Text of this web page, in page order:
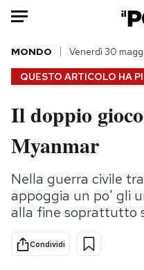
HOME
Italia
Politica
Tecnologia
Internet
Scienza
Cultura
Economia
QUESTO ARTICOLO HA
MONDO Venerdì 30
Il doppio
Myanmar
Nella guerra civile
appoggia un po' gli
alla fine soprattutto
Condividi